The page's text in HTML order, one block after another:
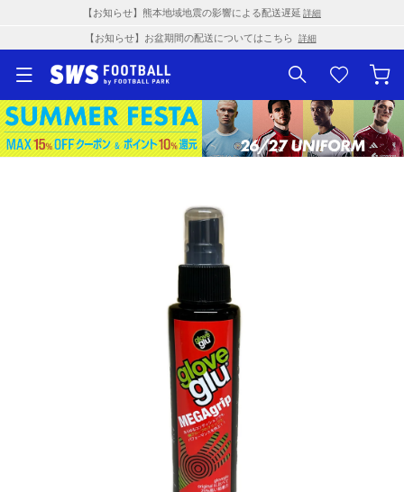
【お知らせ】熊本地域地震の影響による配送遅延 詳細
【お知らせ】お盆期間の配送についてはこちら 詳細